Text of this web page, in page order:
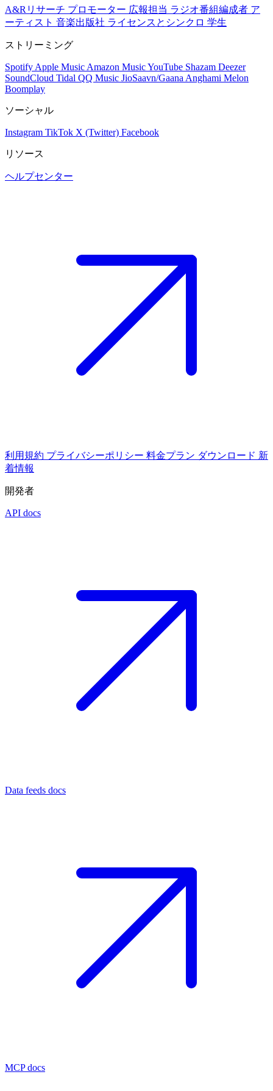
A&Rリサーチ プロモーター 広報担当 ラジオ番組編成者 ア
ーティスト 音楽出版社 ライセンスとシンクロ 学生
ストリーミング
Spotify Apple Music Amazon MusicYouTube Shazam Deezer
SoundCloud Tidal QQ Music JioSaavn/Gaana Anghami Melon
Boomplay
ソーシャル
Instagram TikTok X (Twitter) Facebook
リソース
ヘルプセンター
利用規約 プライバシーポリシー 料金プラン ダウンロード 新
着情報
開発者
API docs
Data feeds docs
MCP docs